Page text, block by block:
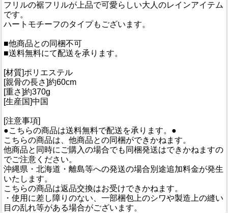
フリルの裾フリルが上品で可愛らしい大人のレインアイテム
です。
ハートモチーフのタイプもございます。
■他商品との同梱不可
■送料無料にて配送を承ります。
[材質]ポリエステル
[親骨の長さ]約60cm
[重さ]約370g
[生産国]中国
[注意事項]
●こちらの商品は送料無料で配送を承ります。●
こちらの商品は、他商品との同梱ができかねます。
他商品と同時にご購入の場合でも同梱発送はできかねますの
でご注意ください。
沖縄県・北海道・離島等への発送の場合別途追加料金が発生
いたします。
こちらの商品は返品交換はお受けできかねます。
・使用に差し障りのない、一部梱包上のシワや製造上の縫い
目の乱れ等がある場合がございます。